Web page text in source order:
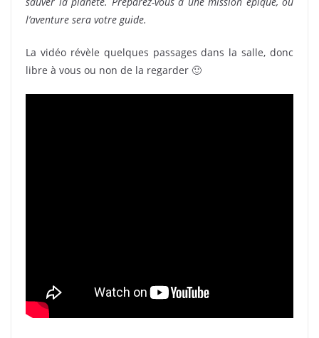
l’aventure sera votre guide.
La vidéo révèle quelques passages dans la salle, donc
libre à vous ou non de la regarder 🙂